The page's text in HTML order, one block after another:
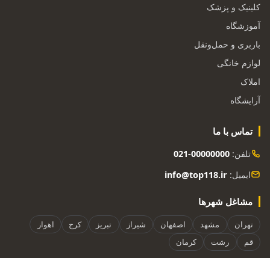
کلینیک و پزشک
آموزشگاه
باربری و حمل‌ونقل
لوازم خانگی
املاک
آرایشگاه
تماس با ما
تلفن:021-00000000
ایمیل: info@top118.ir
مشاغل شهرها
تهران مشهد اصفهان شیراز تبریز کرج
اهواز
قم
رشت کرمان